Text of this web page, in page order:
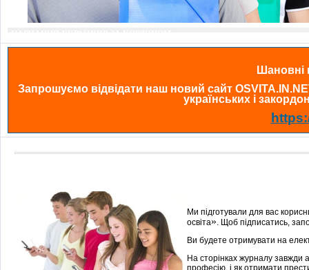
Університету світу чекають тебе: умови вступу, вартість навчання, гранти і
Шановні
Запрошуємо відвідати наш новий сайт
українських і
Ми підготували для вас
освіта». Щоб підписатись,
Ви будете отримувати на
На сторінках журналу завжди
професію, і як отримати